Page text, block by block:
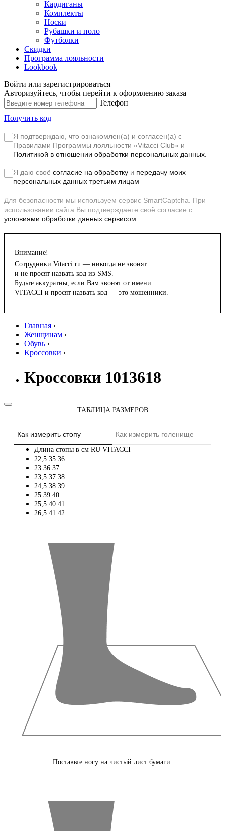
Кардиганы
Комплекты
Носки
Рубашки и поло
Футболки
Скидки
Программа лояльности
Lookbook
Войти или зарегистрироваться
Авторизуйтесь, чтобы перейти к оформлению заказа
Телефон
Получить код
Я подтверждаю, что ознакомлен(а) и согласен(а) с
Правилами Программы лояльности «Vitacci Club» и
Политикой в отношении обработки персональных данных.
Я даю своё согласие на обработку и передачу моих
персональных данных третьим лицам
Для безопасности мы используем сервис SmartCaptcha. При
использовании сайта Вы подтверждаете своё согласие с
условиями обработки данных сервисом.
Внимание!
Сотрудники Vitacci.ru — никогда не звонят
и не просят назвать код из SMS.
Будьте аккуратны, если Вам звонят от имени
VITACCI и просят назвать код — это мошенники.
Главная ›
Женщинам ›
Обувь ›
Кроссовки ›
Кроссовки 1013618
ТАБЛИЦА РАЗМЕРОВ
Как измерить стопу Как измерить голенище
Длина стопы в см RU VITACCI
22,5 35 36
23 36 37
23,5 37 38
24,5 38 39
25 39 40
25,5 40 41
26,5 41 42
Поставьте ногу на чистый лист бумаги.